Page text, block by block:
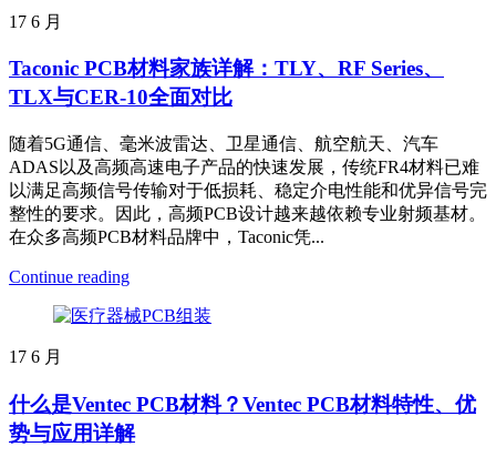
17 6 月
Taconic PCB材料家族详解：TLY、RF Series、
TLX与CER-10全面对比
随着5G通信、毫米波雷达、卫星通信、航空航天、汽车
ADAS以及高频高速电子产品的快速发展，传统FR4材料已难
以满足高频信号传输对于低损耗、稳定介电性能和优异信号完
整性的要求。因此，高频PCB设计越来越依赖专业射频基材。
在众多高频PCB材料品牌中，Taconic凭...
Continue reading
17 6 月
什么是Ventec PCB材料？Ventec PCB材料特性、优
势与应用详解